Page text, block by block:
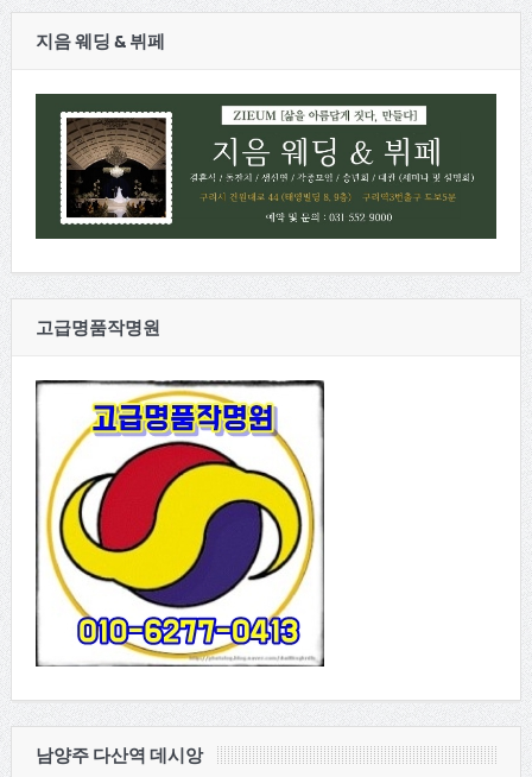
지음 웨딩 & 뷔페
고급명품작명원
남양주 다산역 데시앙